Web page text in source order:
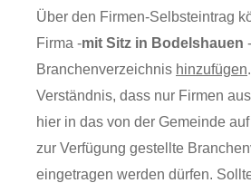
Über den Firmen-Selbsteintrag
Firma -mit Sitz in Bodelshauen
Branchenverzeichnis hinzufügen
Verständnis, dass nur Firmen
hier in das von der Gemeinde
zur Verfügung gestellte
eingetragen werden dürfen.